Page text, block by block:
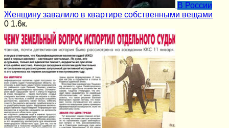
В России
Женщину завалило в квартире собственными вещами
0 1.6к.